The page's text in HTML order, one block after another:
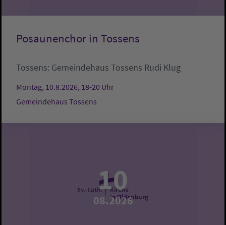
Posaunenchor in Tossens
Tossens: Gemeindehaus Tossens Rudi Klug
Montag, 10.8.2026, 18-20 Uhr
Gemeindehaus Tossens
10
08.2026